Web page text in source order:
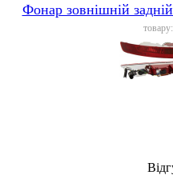
Фонар зовнішній
товару: